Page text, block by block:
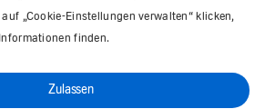
„Cookie-Einstellungen verwalten“ klicken,
finden.
Zulassen